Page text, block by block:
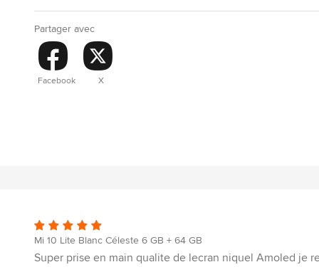
Partager avec
Facebook X
Mi 10 Lite Blanc Céleste 6 GB + 64 GB
Super prise en main qualite de lecran niquel Amoled je